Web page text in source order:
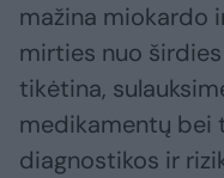
mažina miokardo
mirties nuo
tikėtina,
medikamentų bei
diagnostikos ir